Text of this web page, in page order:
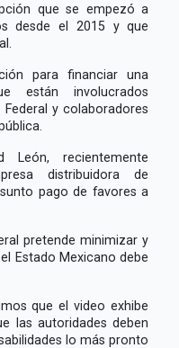
que se empezó a
desde el 2015 y que
para financiar una
están involucrados
y colaboradores
recientemente
distribuidora de
pago de favores a
pretende minimizar y
Estado Mexicano debe
que el video exhibe
las autoridades deben
lo más pronto